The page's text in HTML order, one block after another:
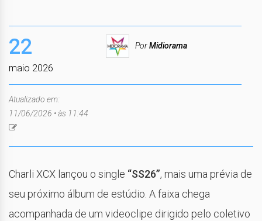
22
maio 2026
PorMidiorama
Atualizado em:
11/06/2026 • às 11:44
Charli XCX lançou o single “SS26”, mais uma prévia de
seu próximo álbum de estúdio. A faixa chega
acompanhada de um videoclipe dirigido pelo coletivo